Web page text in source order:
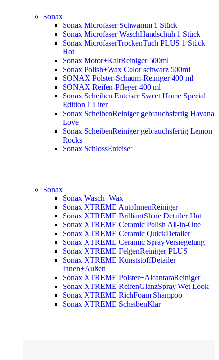
Sonax
Sonax Microfaser Schwamm 1 Stück
Sonax Microfaser WaschHandschuh 1 Stück
Sonax MicrofaserTrockenTuch PLUS 1 Stück
Hot
Sonax Motor+KaltReiniger 500ml
Sonax Polish+Wax Color schwarz 500ml
SONAX Polster-Schaum-Reiniger 400 ml
SONAX Reifen-Pfleger 400 ml
Sonax Scheiben Enteiser Sweet Home Special
Edition 1 Liter
Sonax ScheibenReiniger gebrauchsfertig Havana
Love
Sonax ScheibenReiniger gebrauchsfertig Lemon
Rocks
Sonax SchlossEnteiser
Sonax
Sonax Wasch+Wax
Sonax XTREME AutoInnenReiniger
Sonax XTREME BrilliantShine DetailerHot
Sonax XTREME Ceramic Polish All-in-One
Sonax XTREME Ceramic QuickDetailer
Sonax XTREME Ceramic SprayVersiegelung
Sonax XTREME FelgenReiniger PLUS
Sonax XTREME KunststoffDetailer
Innen+Außen
Sonax XTREME Polster+AlcantaraReiniger
Sonax XTREME ReifenGlanzSpray Wet Look
Sonax XTREME RichFoam Shampoo
Sonax XTREME ScheibenKlar